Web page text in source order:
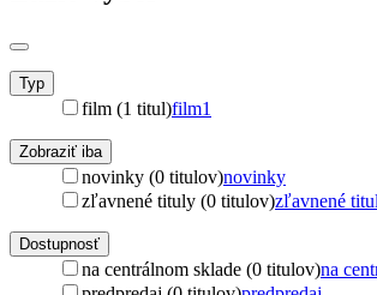
Typ
film (1 titul)film1
Zobraziť iba
novinky (0 titulov)novinky
zľavnené tituly (0 titulov)zľavnené
Dostupnosť
na centrálnom sklade (0 titulov)na